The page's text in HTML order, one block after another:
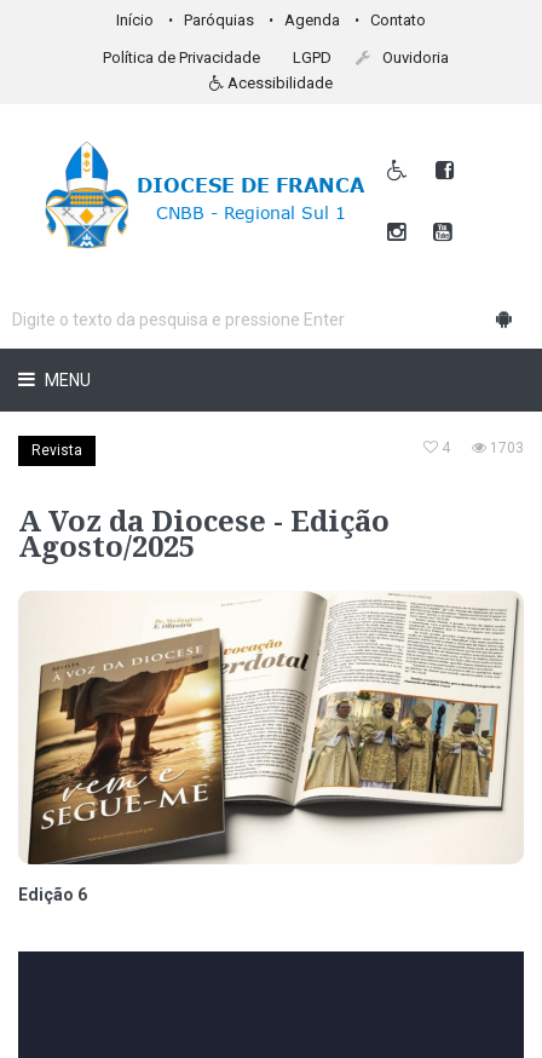
Início Paróquias Agenda Contato
Política de Privacidade LGPD
Ouvidoria
Acessibilidade
MENU
Revista 4 1703
A Voz da Diocese - Edição
Agosto/2025
Edição 6